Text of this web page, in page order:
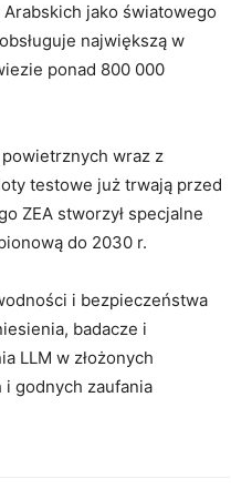
jako światowego
największą w
ponad 800 000
wraz z
testowe już trwają przed
ZEA stworzył specjalne
do 2030 r.
i bezpieczeństwa
badacze i
LLM w złożonych
godnych zaufania